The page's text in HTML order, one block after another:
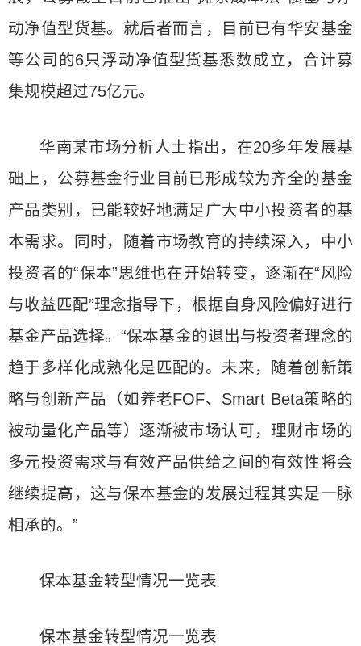
动净值型货基。就后者而言，目前已有华安基金
等公司的6只浮动净值型货基悉数成立，合计募
集规模超过75亿元。
华南某市场分析人士指出，在20多年发展基
础上，公募基金行业目前已形成较为齐全的基金
产品类别，已能较好地满足广大中小投资者的基
本需求。同时，随着市场教育的持续深入，中小
投资者的“保本”思维也在开始转变，逐渐在“风险
与收益匹配”理念指导下，根据自身风险偏好进行
基金产品选择。“保本基金的退出与投资者理念的
趋于多样化成熟化是匹配的。未来，随着创新策
略与创新产品（如养老FOF、Smart Beta策略的
被动量化产品等）逐渐被市场认可，理财市场的
多元投资需求与有效产品供给之间的有效性将会
继续提高，这与保本基金的发展过程其实是一脉
相承的。”
保本基金转型情况一览表
保本基金转型情况一览表